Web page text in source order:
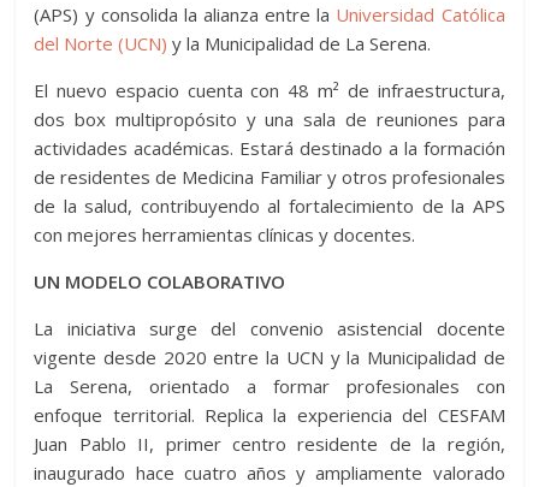
(APS) y consolida la alianza entre la Universidad Católica
del Norte (UCN) y la Municipalidad de La Serena.
El nuevo espacio cuenta con 48 m² de infraestructura,
dos box multipropósito y una sala de reuniones para
actividades académicas. Estará destinado a la formación
de residentes de Medicina Familiar y otros profesionales
de la salud, contribuyendo al fortalecimiento de la APS
con mejores herramientas clínicas y docentes.
UN MODELO COLABORATIVO
La iniciativa surge del convenio asistencial docente
vigente desde 2020 entre la UCN y la Municipalidad de
La Serena, orientado a formar profesionales con
enfoque territorial. Replica la experiencia del CESFAM
Juan Pablo II, primer centro residente de la región,
inaugurado hace cuatro años y ampliamente valorado